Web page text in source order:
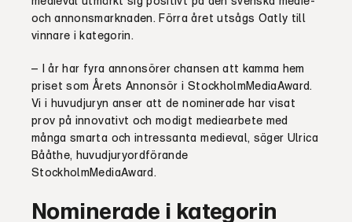
och annonsmarknaden. Förra året utsågs Oatly till
vinnare i kategorin.
– I år har fyra annonsörer chansen att kamma hem
priset som Årets Annonsör i StockholmMediaAward.
Vi i huvudjuryn anser att de nominerade har visat
prov på innovativt och modigt mediearbete med
många smarta och intressanta medieval, säger Ulrica
Bååthe, huvudjuryordförande
StockholmMediaAward.
Nominerade i kategorin